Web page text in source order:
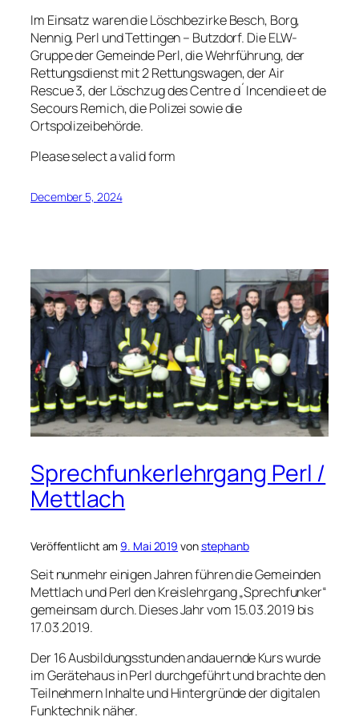
Im Einsatz waren die Löschbezirke Besch, Borg,
Nennig, Perl und Tettingen – Butzdorf. Die ELW-
Gruppe der Gemeinde Perl, die Wehrführung, der
Rettungsdienst mit 2 Rettungswagen, der Air
Rescue 3, der Löschzug des Centre d´Incendie et de
Secours Remich, die Polizei sowie die
Ortspolizeibehörde.
Please select a valid form
December 5, 2024
Sprechfunkerlehrgang Perl /
Mettlach
Veröffentlicht am 9. Mai 2019 vonstephanb
Seit nunmehr einigen Jahren führen die Gemeinden
Mettlach und Perl den Kreislehrgang „Sprechfunker“
gemeinsam durch. Dieses Jahr vom 15.03.2019 bis
17.03.2019.
Der 16 Ausbildungsstunden andauernde Kurs wurde
im Gerätehaus in Perl durchgeführt und brachte den
Teilnehmern Inhalte und Hintergründe der digitalen
Funktechnik näher.